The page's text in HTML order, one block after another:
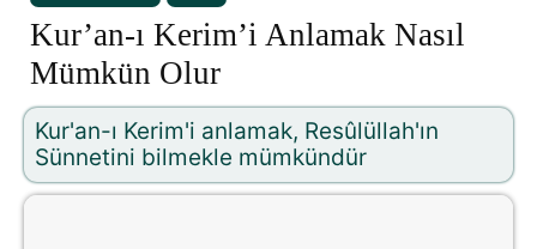
Kur’an-ı Kerim’i Anlamak Nasıl
Mümkün Olur
Kur'an-ı Kerim'i anlamak, Resûlüllah'ın
Sünnetini bilmekle mümkündür